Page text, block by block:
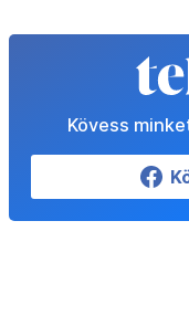
Kövess